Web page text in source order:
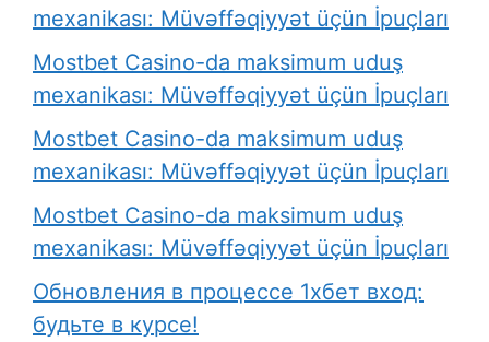
mexanikası: Müvəffəqiyyət üçün İpuçları
Mostbet Casino-da maksimum uduş
mexanikası: Müvəffəqiyyət üçün İpuçları
Mostbet Casino-da maksimum uduş
mexanikası: Müvəffəqiyyət üçün İpuçları
Mostbet Casino-da maksimum uduş
mexanikası: Müvəffəqiyyət üçün İpuçları
Обновления в процессе 1хбет вход:
будьте в курсе!